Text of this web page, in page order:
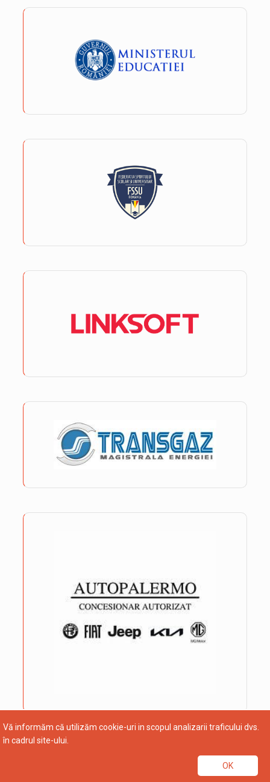
Vă informăm că utilizăm cookie-uri in scopul analizarii traficului dvs.
în cadrul site-ului.
OK